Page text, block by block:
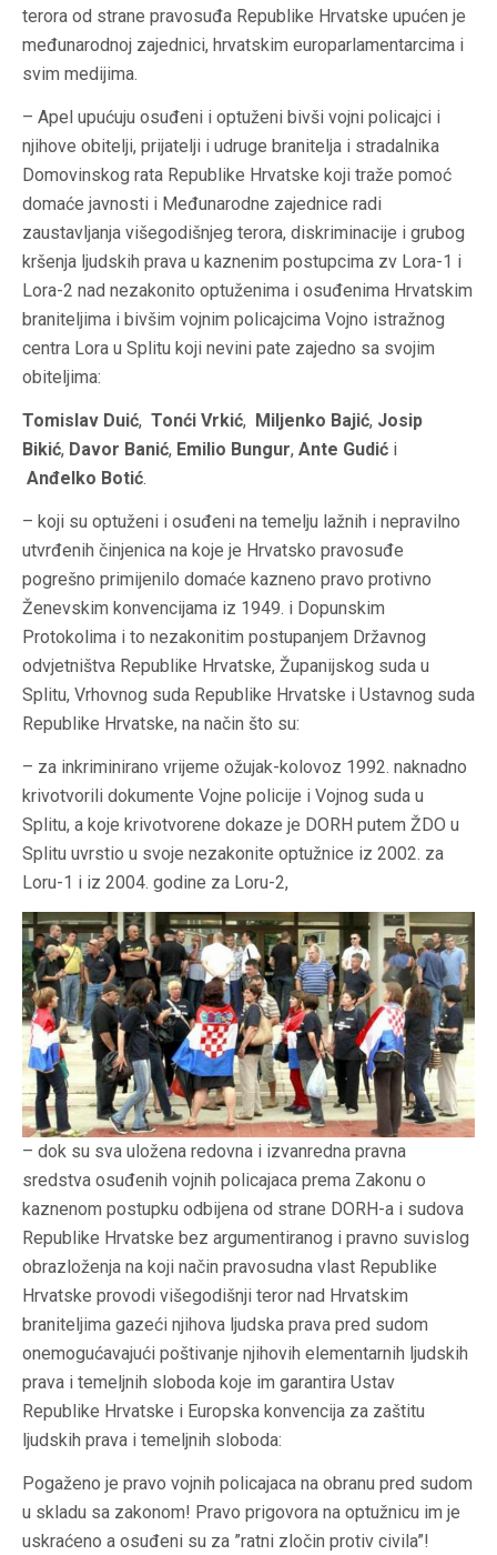
terora od strane pravosuđa Republike Hrvatske upućen je
međunarodnoj zajednici, hrvatskim europarlamentarcima i
svim medijima.
– Apel upućuju osuđeni i optuženi bivši vojni policajci i
njihove obitelji, prijatelji i udruge branitelja i stradalnika
Domovinskog rata Republike Hrvatske koji traže pomoć
domaće javnosti i Međunarodne zajednice radi
zaustavljanja višegodišnjeg terora, diskriminacije i grubog
kršenja ljudskih prava u kaznenim postupcima zv Lora-1 i
Lora-2 nad nezakonito optuženima i osuđenima Hrvatskim
braniteljima i bivšim vojnim policajcima Vojno istražnog
centra Lora u Splitu koji nevini pate zajedno sa svojim
obiteljima:
Tomislav Duić, Tonći Vrkić, Miljenko Bajić, Josip
Bikić, Davor Banić, Emilio Bungur, Ante Gudić i
Anđelko Botić.
– koji su optuženi i osuđeni na temelju lažnih i nepravilno
utvrđenih činjenica na koje je Hrvatsko pravosuđe
pogrešno primijenilo domaće kazneno pravo protivno
Ženevskim konvencijama iz 1949. i Dopunskim
Protokolima i to nezakonitim postupanjem Državnog
odvjetništva Republike Hrvatske, Županijskog suda u
Splitu, Vrhovnog suda Republike Hrvatske i Ustavnog suda
Republike Hrvatske, na način što su:
– za inkriminirano vrijeme ožujak-kolovoz 1992. naknadno
krivotvorili dokumente Vojne policije i Vojnog suda u
Splitu, a koje krivotvorene dokaze je DORH putem ŽDO u
Splitu uvrstio u svoje nezakonite optužnice iz 2002. za
Loru-1 i iz 2004. godine za Loru-2,
– dok su sva uložena redovna i izvanredna pravna
sredstva osuđenih vojnih policajaca prema Zakonu o
kaznenom postupku odbijena od strane DORH-a i sudova
Republike Hrvatske bez argumentiranog i pravno suvislog
obrazloženja na koji način pravosudna vlast Republike
Hrvatske provodi višegodišnji teror nad Hrvatskim
braniteljima gazeći njihova ljudska prava pred sudom
onemogućavajući poštivanje njihovih elementarnih ljudskih
prava i temeljnih sloboda koje im garantira Ustav
Republike Hrvatske i Europska konvencija za zaštitu
ljudskih prava i temeljnih sloboda:
Pogaženo je pravo vojnih policajaca na obranu pred sudom
u skladu sa zakonom! Pravo prigovora na optužnicu im je
uskraćeno a osuđeni su za ”ratni zločin protiv civila”!